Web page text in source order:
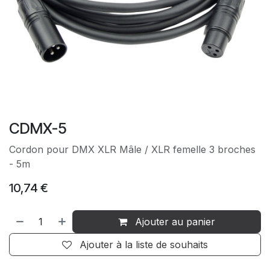
CDMX-5
Cordon pour DMX XLR Mâle / XLR femelle 3 broches
- 5m
10,74 €
Ajouter au panier
Ajouter à la liste de souhaits